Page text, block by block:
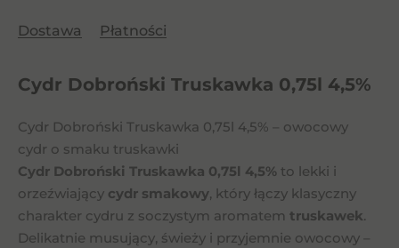
Dostawa Płatności
Cydr Dobroński Truskawka 0,75l 4,5%
Cydr Dobroński Truskawka 0,75l 4,5% – owocowy
cydr o smaku truskawki
Cydr Dobroński Truskawka 0,75l 4,5% to lekki i
orzeźwiający cydr smakowy, który łączy klasyczny
charakter cydru z soczystym aromatem truskawek.
Delikatnie musujący, świeży i przyjemnie owocowy –